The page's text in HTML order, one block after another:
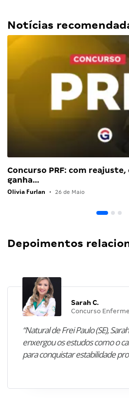
Notícias
Concurso PRF: com
ganha…
Olivia Furlan • 26 de Maio
Depoimentos
Sarah C.
Concurso
“Natural de Frei Paulo (SE),
enxergou os estudos como o
para conquistar estabilidade